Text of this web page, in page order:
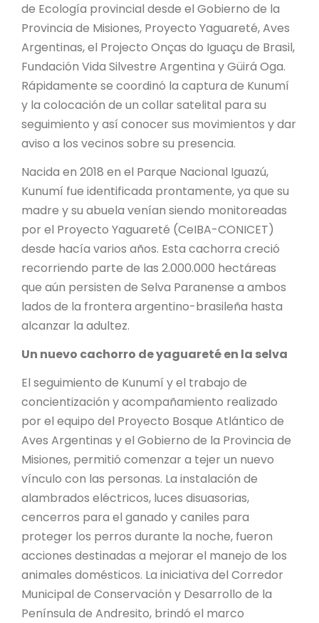
de Ecología provincial desde el Gobierno de la
Provincia de Misiones, Proyecto Yaguareté, Aves
Argentinas, el Projecto Onças do Iguaçu de Brasil,
Fundación Vida Silvestre Argentina y Güirá Oga.
Rápidamente se coordinó la captura de Kunumí
y la colocación de un collar satelital para su
seguimiento y así conocer sus movimientos y dar
aviso a los vecinos sobre su presencia.
Nacida en 2018 en el Parque Nacional Iguazú,
Kunumí fue identificada prontamente, ya que su
madre y su abuela venían siendo monitoreadas
por el Proyecto Yaguareté (CeIBA-CONICET)
desde hacía varios años. Esta cachorra creció
recorriendo parte de las 2.000.000 hectáreas
que aún persisten de Selva Paranense a ambos
lados de la frontera argentino-brasileña hasta
alcanzar la adultez.
Un nuevo cachorro de yaguareté en la selva
El seguimiento de Kunumí y el trabajo de
concientización y acompañamiento realizado
por el equipo del Proyecto Bosque Atlántico de
Aves Argentinas y el Gobierno de la Provincia de
Misiones, permitió comenzar a tejer un nuevo
vínculo con las personas. La instalación de
alambrados eléctricos, luces disuasorias,
cencerros para el ganado y caniles para
proteger los perros durante la noche, fueron
acciones destinadas a mejorar el manejo de los
animales domésticos. La iniciativa del Corredor
Municipal de Conservación y Desarrollo de la
Península de Andresito, brindó el marco